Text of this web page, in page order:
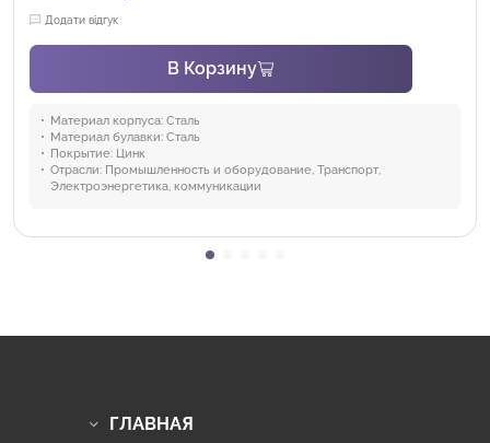
Додати відгук
В Корзину
Материал корпуса: Сталь
Материал булавки: Сталь
Покрытие: Цинк
Отрасли: Промышленность и оборудование, Транспорт,
Электроэнергетика, коммуникации
ГЛАВНАЯ